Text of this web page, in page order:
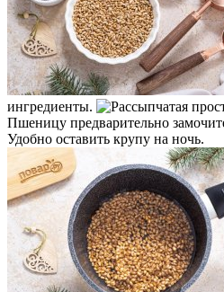
ингредиенты.
Пшеницу предварительно
Удобно оставить крупу на ночь.